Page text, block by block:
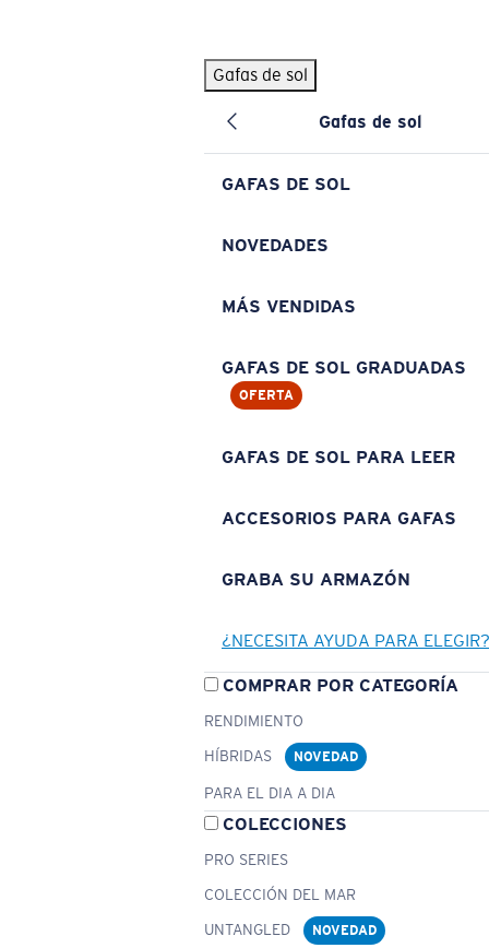
Gafas de sol
Gafas de sol
GAFAS DE SOL
NOVEDADES
MÁS VENDIDAS
GAFAS DE SOL GRADUADAS
OFERTA
GAFAS DE SOL PARA LEER
ACCESORIOS PARA GAFAS
GRABA SU ARMAZÓN
¿NECESITA AYUDA PARA ELEGIR?
COMPRAR POR CATEGORÍA
RENDIMIENTO
HÍBRIDAS
NOVEDAD
PARA EL DIA A DIA
COLECCIONES
PRO SERIES
COLECCIÓN DEL MAR
UNTANGLED
NOVEDAD
BÚSQUEDAS POPULARES
Pilothouse PRO Limited Edition Pack Exclusivo
Gafas de sol personalizadas
Los más vendidos de gafas de sol